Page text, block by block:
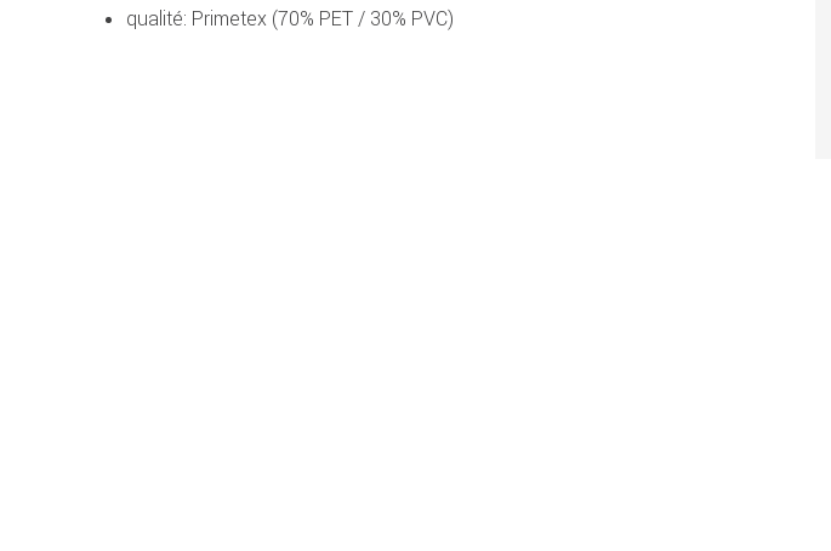
qualité: Primetex (70% PET / 30% PVC)